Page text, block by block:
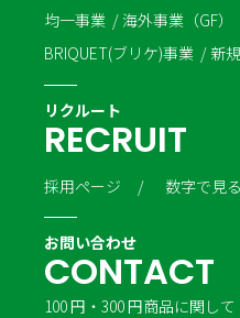
均一事業 海外事業（GF）
BRIQUET(ブリケ)事業
新
リクルート
RECRUIT
採用ページ 数字で見
お問い合わせ
CONTACT
100 円・300 円商品に関して